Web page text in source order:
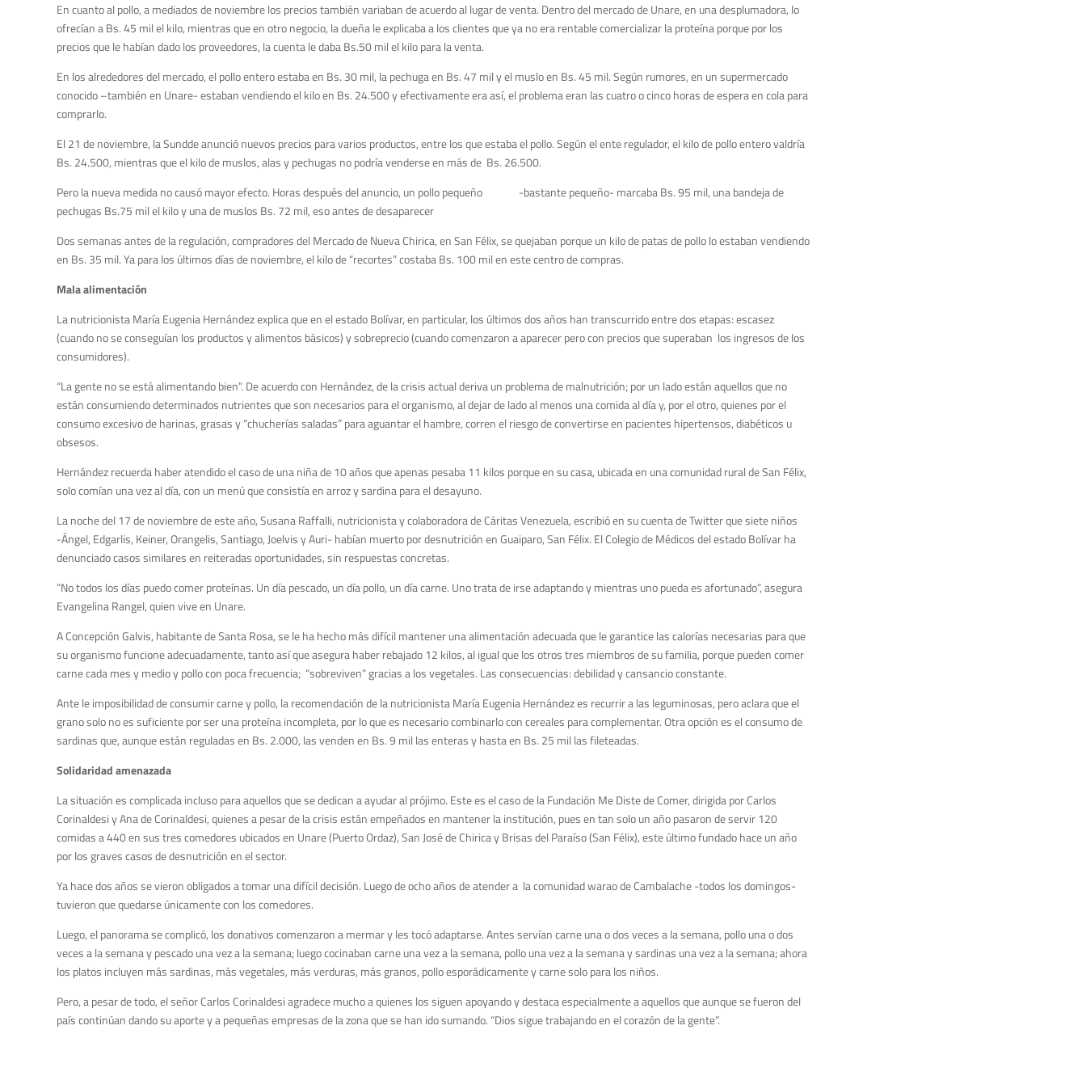
En cuanto al pollo, a mediados de noviembre los precios también variaban de acuerdo al lugar de venta. Dentro del mercado de Unare, en una desplumadora, lo
ofrecían a Bs. 45 mil el kilo, mientras que en otro negocio, la dueña le explicaba a los clientes que ya no era rentable comercializar la proteína porque por los
precios que le habían dado los proveedores, la cuenta le daba Bs.50 mil el kilo para la venta.
En los alrededores del mercado, el pollo entero estaba en Bs. 30 mil, la pechuga en Bs. 47 mil y el muslo en Bs. 45 mil. Según rumores, en un supermercado
conocido –también en Unare- estaban vendiendo el kilo en Bs. 24.500 y efectivamente era así, el problema eran las cuatro o cinco horas de espera en cola para
comprarlo.
El 21 de noviembre, la Sundde anunció nuevos precios para varios productos, entre los que estaba el pollo. Según el ente regulador, el kilo de pollo entero valdría
Bs. 24.500, mientras que el kilo de muslos, alas y pechugas no podría venderse en más de Bs. 26.500.
Pero la nueva medida no causó mayor efecto. Horas después del anuncio, un pollo pequeño -bastante pequeño- marcaba Bs. 95 mil, una bandeja de
pechugas Bs.75 mil el kilo y una de muslos Bs. 72 mil, eso antes de desaparecer
Dos semanas antes de la regulación, compradores del Mercado de Nueva Chirica, en San Félix, se quejaban porque un kilo de patas de pollo lo estaban vendiendo
en Bs. 35 mil. Ya para los últimos días de noviembre, el kilo de “recortes” costaba Bs. 100 mil en este centro de compras.
Mala alimentación
La nutricionista María Eugenia Hernández explica que en el estado Bolívar, en particular, los últimos dos años han transcurrido entre dos etapas: escasez
(cuando no se conseguían los productos y alimentos básicos) y sobreprecio (cuando comenzaron a aparecer pero con precios que superaban los ingresos de los
consumidores).
“La gente no se está alimentando bien”. De acuerdo con Hernández, de la crisis actual deriva un problema de malnutrición; por un lado están aquellos que no
están consumiendo determinados nutrientes que son necesarios para el organismo, al dejar de lado al menos una comida al día y, por el otro, quienes por el
consumo excesivo de harinas, grasas y “chucherías saladas” para aguantar el hambre, corren el riesgo de convertirse en pacientes hipertensos, diabéticos u
obsesos.
Hernández recuerda haber atendido el caso de una niña de 10 años que apenas pesaba 11 kilos porque en su casa, ubicada en una comunidad rural de San Félix,
solo comían una vez al día, con un menú que consistía en arroz y sardina para el desayuno.
La noche del 17 de noviembre de este año, Susana Raffalli, nutricionista y colaboradora de Cáritas Venezuela, escribió en su cuenta de Twitter que siete niños
-Ángel, Edgarlis, Keiner, Orangelis, Santiago, Joelvis y Auri- habían muerto por desnutrición en Guaiparo, San Félix. El Colegio de Médicos del estado Bolívar ha
denunciado casos similares en reiteradas oportunidades, sin respuestas concretas.
“No todos los días puedo comer proteínas. Un día pescado, un día pollo, un día carne. Uno trata de irse adaptando y mientras uno pueda es afortunado”, asegura
Evangelina Rangel, quien vive en Unare.
A Concepción Galvis, habitante de Santa Rosa, se le ha hecho más difícil mantener una alimentación adecuada que le garantice las calorías necesarias para que
su organismo funcione adecuadamente, tanto así que asegura haber rebajado 12 kilos, al igual que los otros tres miembros de su familia, porque pueden comer
carne cada mes y medio y pollo con poca frecuencia; “sobreviven” gracias a los vegetales. Las consecuencias: debilidad y cansancio constante.
Ante le imposibilidad de consumir carne y pollo, la recomendación de la nutricionista María Eugenia Hernández es recurrir a las leguminosas, pero aclara que el
grano solo no es suficiente por ser una proteína incompleta, por lo que es necesario combinarlo con cereales para complementar. Otra opción es el consumo de
sardinas que, aunque están reguladas en Bs. 2.000, las venden en Bs. 9 mil las enteras y hasta en Bs. 25 mil las fileteadas.
Solidaridad amenazada
La situación es complicada incluso para aquellos que se dedican a ayudar al prójimo. Este es el caso de la Fundación Me Diste de Comer, dirigida por Carlos
Corinaldesi y Ana de Corinaldesi, quienes a pesar de la crisis están empeñados en mantener la institución, pues en tan solo un año pasaron de servir 120
comidas a 440 en sus tres comedores ubicados en Unare (Puerto Ordaz), San José de Chirica y Brisas del Paraíso (San Félix), este último fundado hace un año
por los graves casos de desnutrición en el sector.
Ya hace dos años se vieron obligados a tomar una difícil decisión. Luego de ocho años de atender a la comunidad warao de Cambalache -todos los domingos-
tuvieron que quedarse únicamente con los comedores.
Luego, el panorama se complicó, los donativos comenzaron a mermar y les tocó adaptarse. Antes servían carne una o dos veces a la semana, pollo una o dos
veces a la semana y pescado una vez a la semana; luego cocinaban carne una vez a la semana, pollo una vez a la semana y sardinas una vez a la semana; ahora
los platos incluyen más sardinas, más vegetales, más verduras, más granos, pollo esporádicamente y carne solo para los niños.
Pero, a pesar de todo, el señor Carlos Corinaldesi agradece mucho a quienes los siguen apoyando y destaca especialmente a aquellos que aunque se fueron del
país continúan dando su aporte y a pequeñas empresas de la zona que se han ido sumando. “Dios sigue trabajando en el corazón de la gente”.